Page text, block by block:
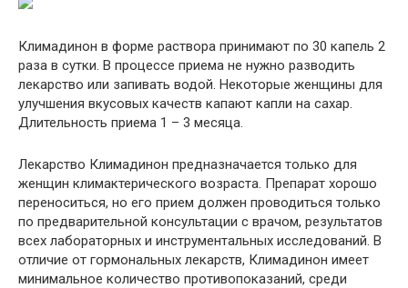
Климадинон в форме раствора принимают по 30 капель 2
раза в сутки. В процессе приема не нужно разводить
лекарство или запивать водой. Некоторые женщины для
улучшения вкусовых качеств капают капли на сахар.
Длительность приема 1 – 3 месяца.
Лекарство Климадинон предназначается только для
женщин климактерического возраста. Препарат хорошо
переноситься, но его прием должен проводиться только
по предварительной консультации с врачом, результатов
всех лабораторных и инструментальных исследований. В
отличие от гормональных лекарств, Климадинон имеет
минимальное количество противопоказаний, среди